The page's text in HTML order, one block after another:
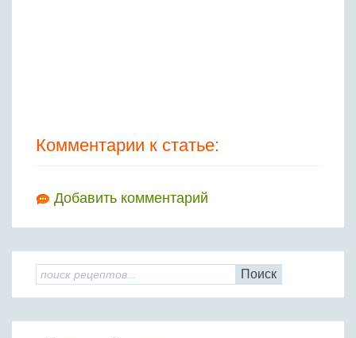
Комментарии к статье:
Добавить комментарий
Поиск